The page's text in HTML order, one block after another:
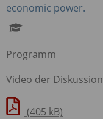
economic power.
Programm
Video der Diskussion
(405 kB)